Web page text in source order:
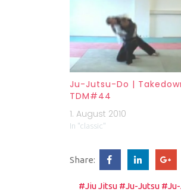
Ju-Jutsu-Do |
TDM#44
1. August 2010
In "classic"
Share:
#Jiu Jitsu #Ju-Jutsu